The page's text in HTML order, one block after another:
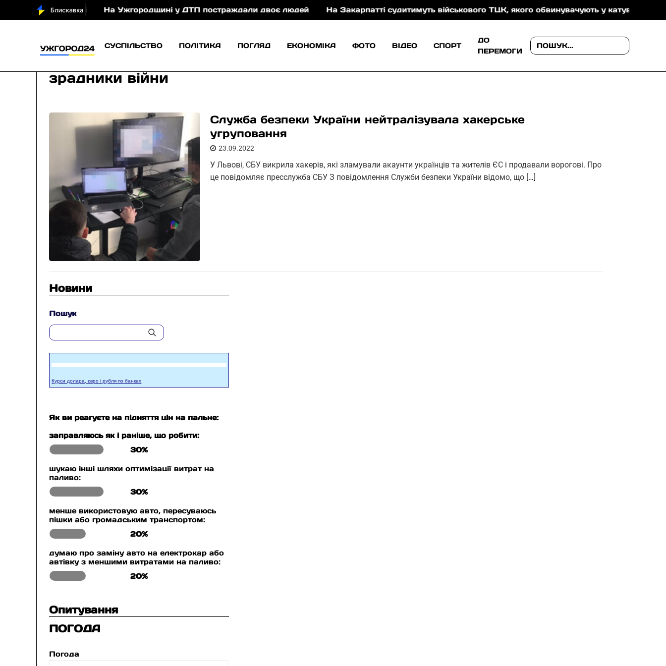
Ужгороді На Ужгородщині у ДТП постраждали двоє людей На Закарпатті судитимуть військового ТЦК, якого обвинувачують у катуванні
СУСПІЛЬСТВО ПОЛІТИКА ПОГЛЯД ЕКОНОМІКА ФОТО ВІДЕО СПОРТ
ДО
ПЕРЕМОГИ
зрадники війни
Служба безпеки України нейтралізувала хакерське
угруповання
23.09.2022
У Львові, СБУ викрила хакерів, які зламували акаунти українців та жителів ЄС і продавали ворогові. Про
це повідомляє пресслужба СБУ З повідомлення Служби безпеки України відомо, що […]
Новини
Пошук
Курси долара, євро і рубля по банках
Як ви реагуєте на підняття цін на пальне:
заправляюсь як і раніше, що робити:
30%
шукаю інші шляхи оптимізації витрат на
паливо:
30%
менше використовую авто, пересуваюсь
пішки або громадським транспортом:
20%
думаю про заміну авто на електрокар або
автівку з меншими витратами на паливо:
20%
Опитування
ПОГОДА
Погода